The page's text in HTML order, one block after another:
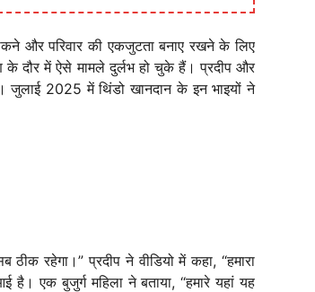
और परिवार की एकजुटता बनाए रखने के लिए
दौर में ऐसे मामले दुर्लभ हो चुके हैं। प्रदीप और
जुलाई 2025 में थिंडो खानदान के इन भाइयों ने
रहेगा।” प्रदीप ने वीडियो में कहा, “हमारा
एक बुजुर्ग महिला ने बताया, “हमारे यहां यह